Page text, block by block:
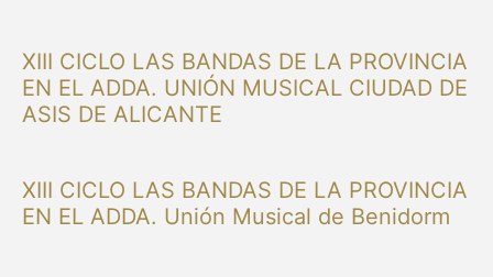
XIII CICLO LAS BANDAS DE LA PROVINCIA
EN EL ADDA. UNIÓN MUSICAL CIUDAD DE
ASIS DE ALICANTE
XIII CICLO LAS BANDAS DE LA PROVINCIA
EN EL ADDA. Unión Musical de Benidorm